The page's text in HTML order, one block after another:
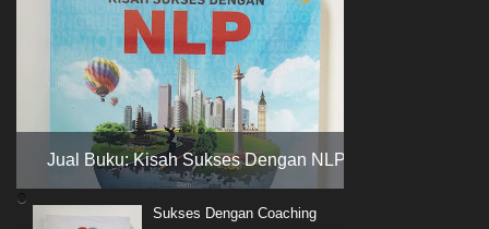
Jual Buku: Kisah Sukses Dengan NLP
Sukses Dengan Coaching